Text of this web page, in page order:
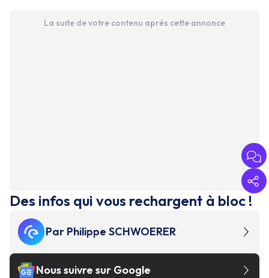
La suite de votre contenu après cette annonce
Des infos qui vous rechargent à bloc !
Par Philippe SCHWOERER
Nous suivre sur Google